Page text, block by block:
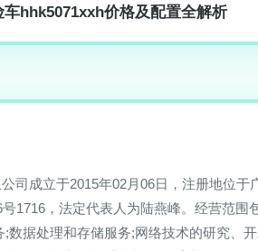
车hhk5071xxh价格及配置全解析
司成立于2015年02月06日，注册地位于
1716，法定代表人为陆燕峰。经营范围
数据处理和存储服务;网络技术的研究、